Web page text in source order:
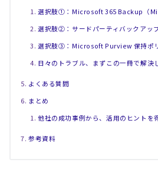
選択肢①：Microsoft 365 Backup（
選択肢②：サードパーティバックアッ
選択肢③：Microsoft Purview 保持ポ
日々のトラブル、まずこの一冊で解決
よくある質問
まとめ
他社の成功事例から、活用のヒントを
参考資料